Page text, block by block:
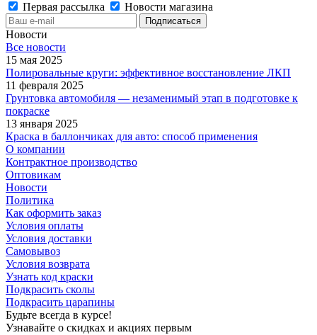
Первая рассылка
Новости магазина
Новости
Все новости
15 мая 2025
Полировальные круги: эффективное восстановление ЛКП
11 февраля 2025
Грунтовка автомобиля — незаменимый этап в подготовке к
покраске
13 января 2025
Краска в баллончиках для авто: способ применения
О компании
Контрактное производство
Оптовикам
Новости
Политика
Как оформить заказ
Условия оплаты
Условия доставки
Самовывоз
Условия возврата
Узнать код краски
Подкрасить сколы
Подкрасить царапины
Будьте всегда в курсе!
Узнавайте о скидках и акциях первым